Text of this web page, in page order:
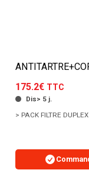
175.2€ TTC
Dis> 5 j.
> PACK FILTRE